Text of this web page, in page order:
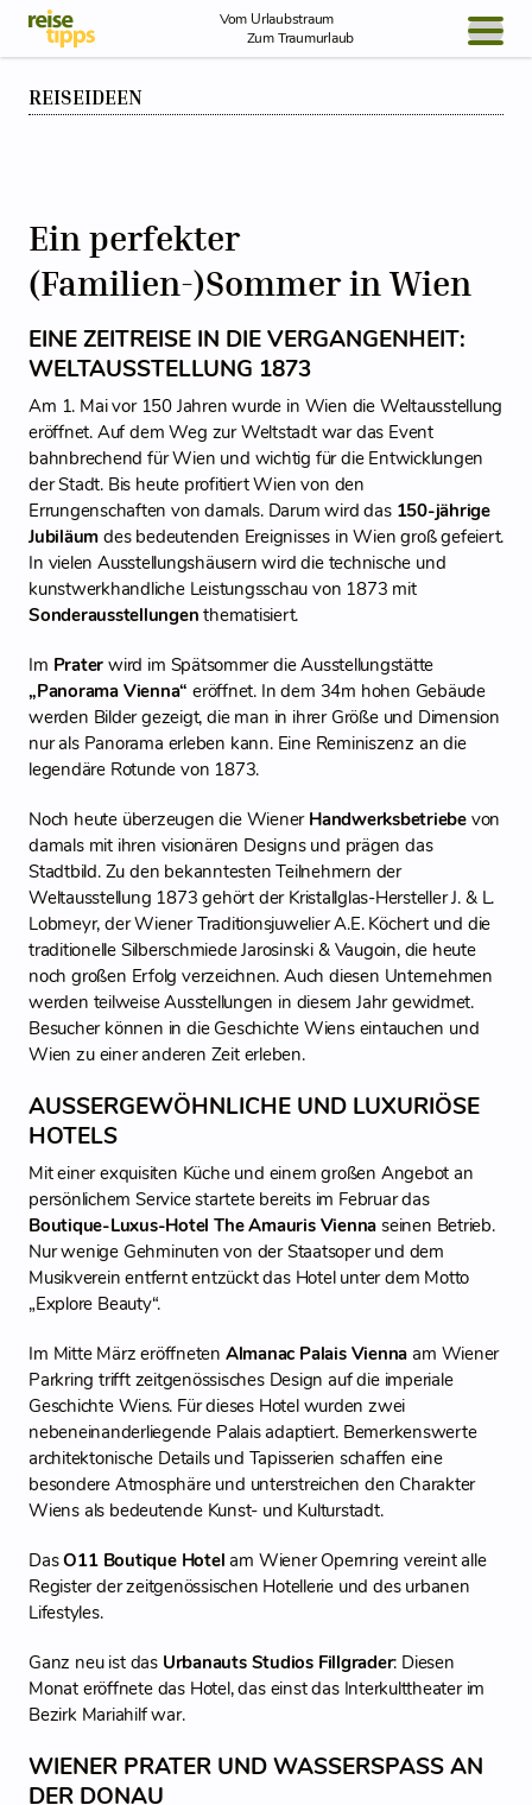
Skip to Content
Vom Urlaubstraum
Zum Traumurlaub
REISEIDEEN
Ein perfekter
(Familien-)Sommer in Wien
EINE ZEITREISE IN DIE VERGANGENHEIT:
WELTAUSSTELLUNG 1873
Am 1. Mai vor 150 Jahren wurde in Wien die Weltausstellung
eröffnet. Auf dem Weg zur Weltstadt war das Event
bahnbrechend für Wien und wichtig für die Entwicklungen
der Stadt. Bis heute profitiert Wien von den
Errungenschaften von damals. Darum wird das 150-jährige
Jubiläum des bedeutenden Ereignisses in Wien groß gefeiert.
In vielen Ausstellungshäusern wird die technische und
kunstwerkhandliche Leistungsschau von 1873 mit
Sonderausstellungen thematisiert.
Im Prater wird im Spätsommer die Ausstellungstätte
„Panorama Vienna“ eröffnet. In dem 34m hohen Gebäude
werden Bilder gezeigt, die man in ihrer Größe und Dimension
nur als Panorama erleben kann. Eine Reminiszenz an die
legendäre Rotunde von 1873.
Noch heute überzeugen die Wiener Handwerksbetriebevon
damals mit ihren visionären Designs und prägen das
Stadtbild. Zu den bekanntesten Teilnehmern der
Weltausstellung 1873 gehört der Kristallglas-Hersteller J. & L.
Lobmeyr, der Wiener Traditionsjuwelier A.E. Köchert und die
traditionelle Silberschmiede Jarosinski & Vaugoin, die heute
noch großen Erfolg verzeichnen. Auch diesen Unternehmen
werden teilweise Ausstellungen in diesem Jahr gewidmet.
Besucher können in die Geschichte Wiens eintauchen und
Wien zu einer anderen Zeit erleben.
AUSSERGEWÖHNLICHE UND LUXURIÖSE H
OTELS
Mit einer exquisiten Küche und einem großen Angebot an
persönlichem Service startete bereits im Februar das
Boutique-Luxus-Hotel The Amauris Vienna seinen Betrieb.
Nur wenige Gehminuten von der Staatsoper und dem
Musikverein entfernt entzückt das Hotel unter dem Motto
„Explore Beauty“.
Im Mitte März eröffneten Almanac Palais Vienna am Wiener
Parkring trifft zeitgenössisches Design auf die imperiale
Geschichte Wiens. Für dieses Hotel wurden zwei
nebeneinanderliegende Palais adaptiert. Bemerkenswerte
architektonische Details und Tapisserien schaffen eine
besondere Atmosphäre und unterstreichen den Charakter
Wiens als bedeutende Kunst- und Kulturstadt.
DasO11 Boutique Hotel am Wiener Opernring vereint alle
Register der zeitgenössischen Hotellerie und des urbanen
Lifestyles.
Ganz neu ist das Urbanauts Studios Fillgrader: Diesen
Monat eröffnete das Hotel, das einst das Interkulttheater im
Bezirk Mariahilf war.
WIENER PRATER UND WASSERSPASS AN D
ER DONAU